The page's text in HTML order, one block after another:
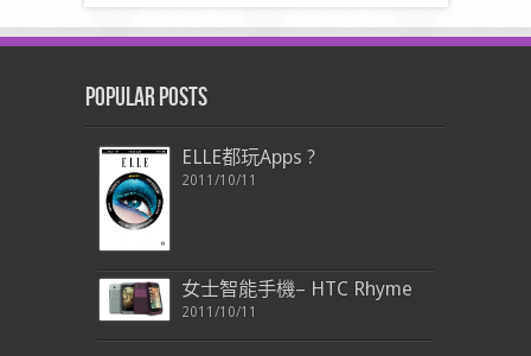
Popular Posts
ELLE都玩Apps ?
2011/10/11
女士智能手機– HTC Rhyme
2011/10/11